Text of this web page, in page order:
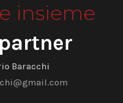
insieme
Baracchi